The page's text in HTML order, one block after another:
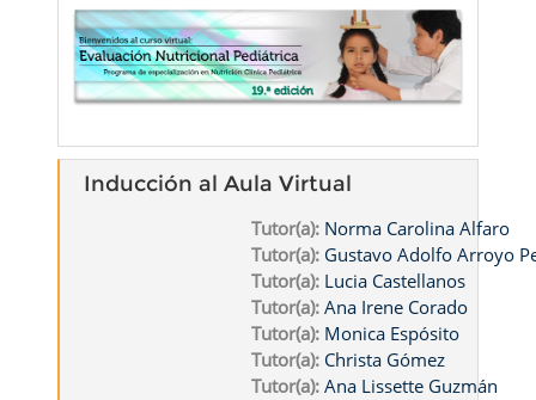
Inducción al Aula Virtual
Tutor(a): Norma Carolina Alfaro
Tutor(a): Gustavo Adolfo Arroyo
Tutor(a): Lucia Castellanos
Tutor(a): Ana Irene Corado
Tutor(a): Monica Espósito
Tutor(a): Christa Gómez
Tutor(a): Ana Lissette Guzmán